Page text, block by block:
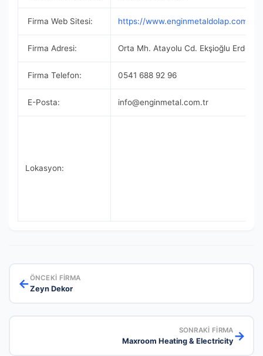
Firma Web Sitesi: https://www.enginmetaldolap.com/
Firma Adresi: Orta Mh. Atayolu Cd. Ekşioğlu Erdem
Firma Telefon: 0541 688 92 96
E-Posta: info@enginmetal.com.tr
Lokasyon:
←ÖNCEKI FIRMA
Zeyn Dekor
SONRAKI FIRMA
Maxroom Heating & Electricity→